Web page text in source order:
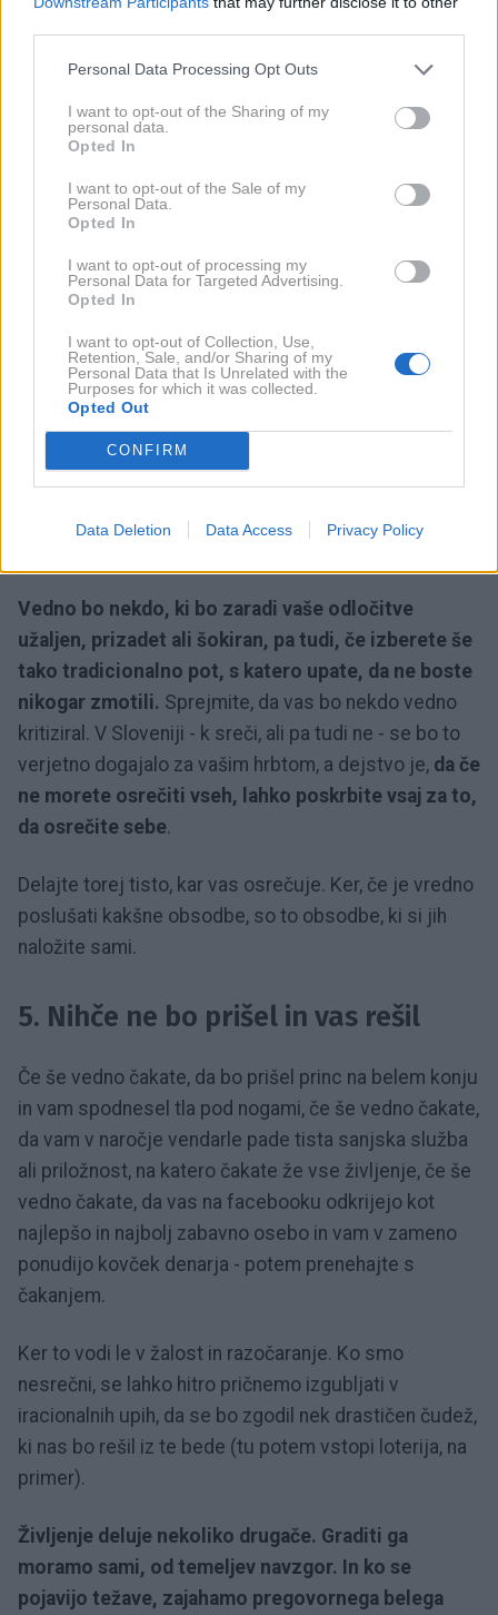
Personal Data Processing Opt Outs
I want to opt-out of the Sharing of my
personal data.
Opted In
I want to opt-out of the Sale of my
Personal Data.
Opted In
I want to opt-out of processing my
Personal Data for Targeted Advertising.
Opted In
I want to opt-out of Collection, Use,
Retention, Sale, and/or Sharing of my
Personal Data that Is Unrelated with the
Purposes for which it was collected.
Opted Out
CONFIRM
Data Deletion Data Access Privacy Policy
Tudi najbolj prijazni, srčni in skrbni ljudje so v resnici
veliko manj altruistični, kot se morda zdi na prvi
pogled. To velja tudi za odnose. Vsak partner bo izsilil
ravno toliko svojega emocionalnega in osebnostnega
Vsakdo pritiska, dokler ne naleti na upor. Zato je na
vas, da določite, kje je meja. Vaš nadrejeni vam bo
neprestano nalagal več in več dela, ker ni v njegovem
vas, da v neki točki rečete "ne". Močnim ljudem ni
težko reči "ne" stvarem, ki jih ne želijo početi - ker jim
je jasno, da če se ne bodo postavili za svoje interese,
tega ne bo storil nihče drug.
Vedno bo nekdo, ki bo zaradi vaše odločitve
užaljen, prizadet ali šokiran, pa tudi, če izberete še
tako tradicionalno pot, s katero upate, da ne boste
nikogar zmotili. Sprejmite, da vas bo nekdo vedno
kritiziral. V Sloveniji - k sreči, ali pa tudi ne - se bo to
verjetno dogajalo za vašim hrbtom, a dejstvo je, da če
ne morete osrečiti vseh, lahko poskrbite vsaj za to,
da osrečite sebe.
Delajte torej tisto, kar vas osrečuje. Ker, če je vredno
poslušati kakšne obsodbe, so to obsodbe, ki si jih
naložite sami.
5. Nihče ne bo prišel in vas rešil
Če še vedno čakate, da bo prišel princ na belem konju
in vam spodnesel tla pod nogami, če še vedno čakate,
da vam v naročje vendarle pade tista sanjska služba
ali priložnost, na katero čakate že vse življenje, če še
vedno čakate, da vas na facebooku odkrijejo kot
najlepšo in najbolj zabavno osebo in vam v zameno
ponudijo kovček denarja - potem prenehajte s
čakanjem.
Ker to vodi le v žalost in razočaranje. Ko smo
nesrečni, se lahko hitro pričnemo izgubljati v
iracionalnih upih, da se bo zgodil nek drastičen čudež,
ki nas bo rešil iz te bede (tu potem vstopi loterija, na
primer).
Življenje deluje nekoliko drugače. Graditi ga
moramo sami, od temeljev navzgor. In ko se
pojavijo težave, zajahamo pregovornega belega